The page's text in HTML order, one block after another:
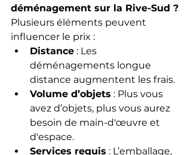
déménagement sur la Rive-Sud ?
Plusieurs éléments peuvent
influencer le prix :
Distance : Les
déménagements longue
distance augmentent les frais.
Volume d’objets : Plus vous
avez d’objets, plus vous aurez
besoin de main-d'œuvre et
d'espace.
Services requis : L’emballage,